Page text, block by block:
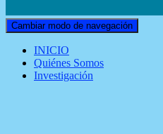
Cambiar modo de navegación
INICIO
Quiénes Somos
Investigación